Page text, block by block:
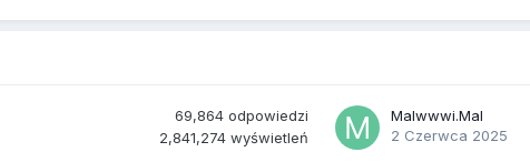
69,864 odpowiedzi
2,841,274 wyświetleń
Malwwwi.Mal
2 Czerwca 2025